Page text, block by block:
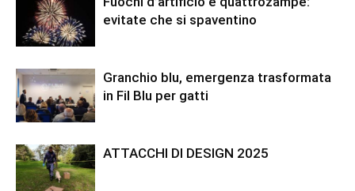
evitate che si spaventino
Granchio blu, emergenza trasformata
in Fil Blu per gatti
ATTACCHI DI DESIGN 2025